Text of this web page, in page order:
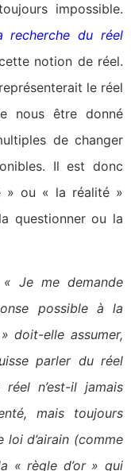
impossible.
recherche du réel
notion de réel.
le réel
nous être donné
de changer
Il est donc
» ou « la réalité »
questionner ou la
« Je me demande
possible à la
doit-elle assumer,
parler du réel
n’est-il jamais
mais toujours
loi d’airain (comme
« règle d’or » qui